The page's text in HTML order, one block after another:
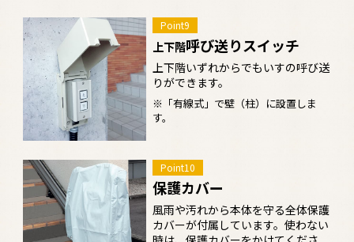
Point9
上下階呼び送りスイッチ
上下階いずれからでもいすの呼び送
りができます。
※「有線式」で壁（柱）に設置しま
す。
Point10
保護カバー
風雨や汚れから本体を守る全体保護
カバーが付属しています。使わない